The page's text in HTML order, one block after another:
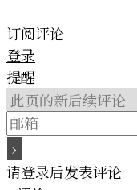
订阅评论
登录
提醒
请登录后发表评论